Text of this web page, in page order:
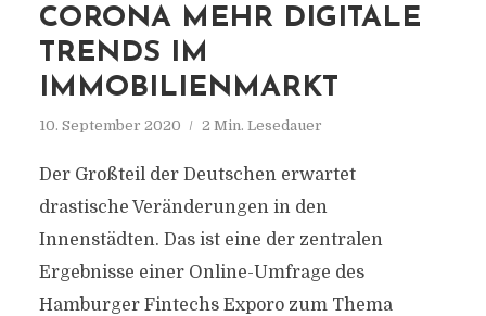
CORONA MEHR DIGITALE
TRENDS IM
IMMOBILIENMARKT
10. September 2020 2 Min. Lesedauer
Der Großteil der Deutschen erwartet
drastische Veränderungen in den
Innenstädten. Das ist eine der zentralen
Ergebnisse einer Online-Umfrage des
Hamburger Fintechs Exporo zum Thema